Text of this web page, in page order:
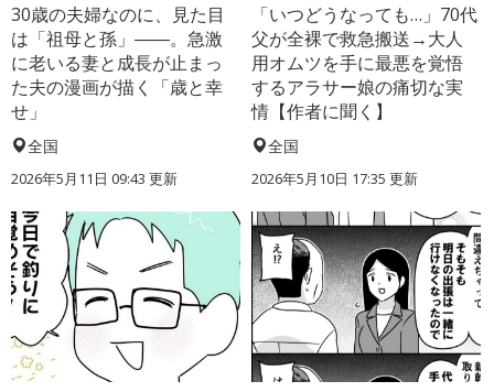
30歳の夫婦なのに、見た目
は「祖母と孫」――。急激
に老いる妻と成長が止まっ
た夫の漫画が描く「歳と幸
せ」
全国
2026年5月11日 09:43 更新
「いつどうなっても…」70代
父が全裸で救急搬送→大人
用オムツを手に最悪を覚悟
するアラサー娘の痛切な実
情【作者に聞く】
全国
2026年5月10日 17:35 更新